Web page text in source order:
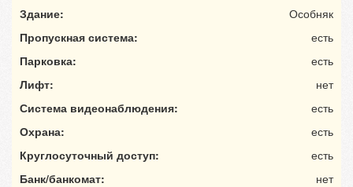
Здание:
Особняк
Пропускная система:
есть
Парковка:
есть
Лифт:
нет
Система видеонаблюдения:
есть
Охрана:
есть
Круглосуточный доступ:
есть
Банк/банкомат:
нет